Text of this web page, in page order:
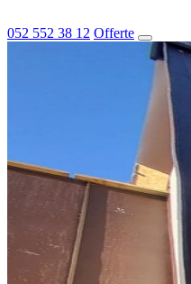
052 552 38 12 Offerte